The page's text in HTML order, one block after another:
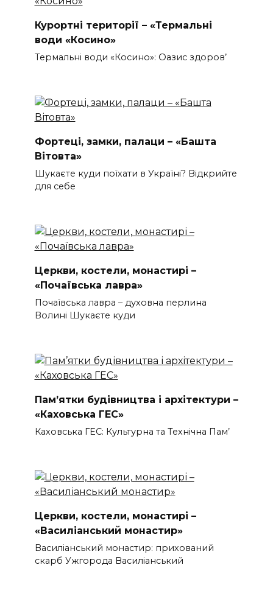
Курортні території – «Термальні
води «Косино»
Термальні води «Косино»: Оазис здоров’
Фортеці, замки, палаци – «Башта
Вітовта»
Шукаєте куди поїхати в Україні? Відкрийте
для себе
Церкви, костели, монастирі –
«Почаївська лавра»
Почаївська лавра – духовна перлина
Волині Шукаєте куди
Пам’ятки будівництва і архітектури –
«Каховська ГЕС»
Каховська ГЕС: Культурна та Технічна Пам’
Церкви, костели, монастирі –
«Василіанський монастир»
Василіанський монастир: прихований
скарб Ужгорода Василіанський